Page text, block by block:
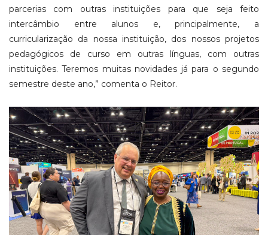
parcerias com outras instituições para que seja feito
intercâmbio entre alunos e, principalmente, a
curricularização da nossa instituição, dos nossos projetos
pedagógicos de curso em outras línguas, com outras
instituições. Teremos muitas novidades já para o segundo
semestre deste ano,” comenta o Reitor.